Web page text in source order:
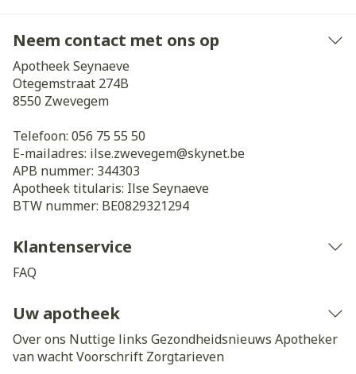
Neem contact met ons op
Apotheek Seynaeve
Otegemstraat 274B
8550 Zwevegem
Telefoon: 056 75 55 50
E-mailadres: ilse.zwevegem@skynet.be
APB nummer: 344303
Apotheek titularis: Ilse Seynaeve
BTW nummer: BE0829321294
Klantenservice
FAQ
Uw apotheek
Over ons Nuttige links Gezondheidsnieuws Apotheker
van wachtVoorschrift Zorgtarieven